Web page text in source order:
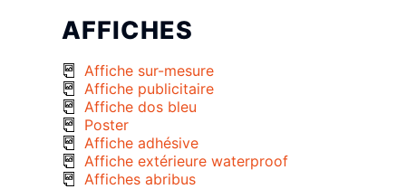
AFFICHES
Affiche sur-mesure
Affiche publicitaire
Affiche dos bleu
Poster
Affiche adhésive
Affiche extérieure waterproof
Affiches abribus